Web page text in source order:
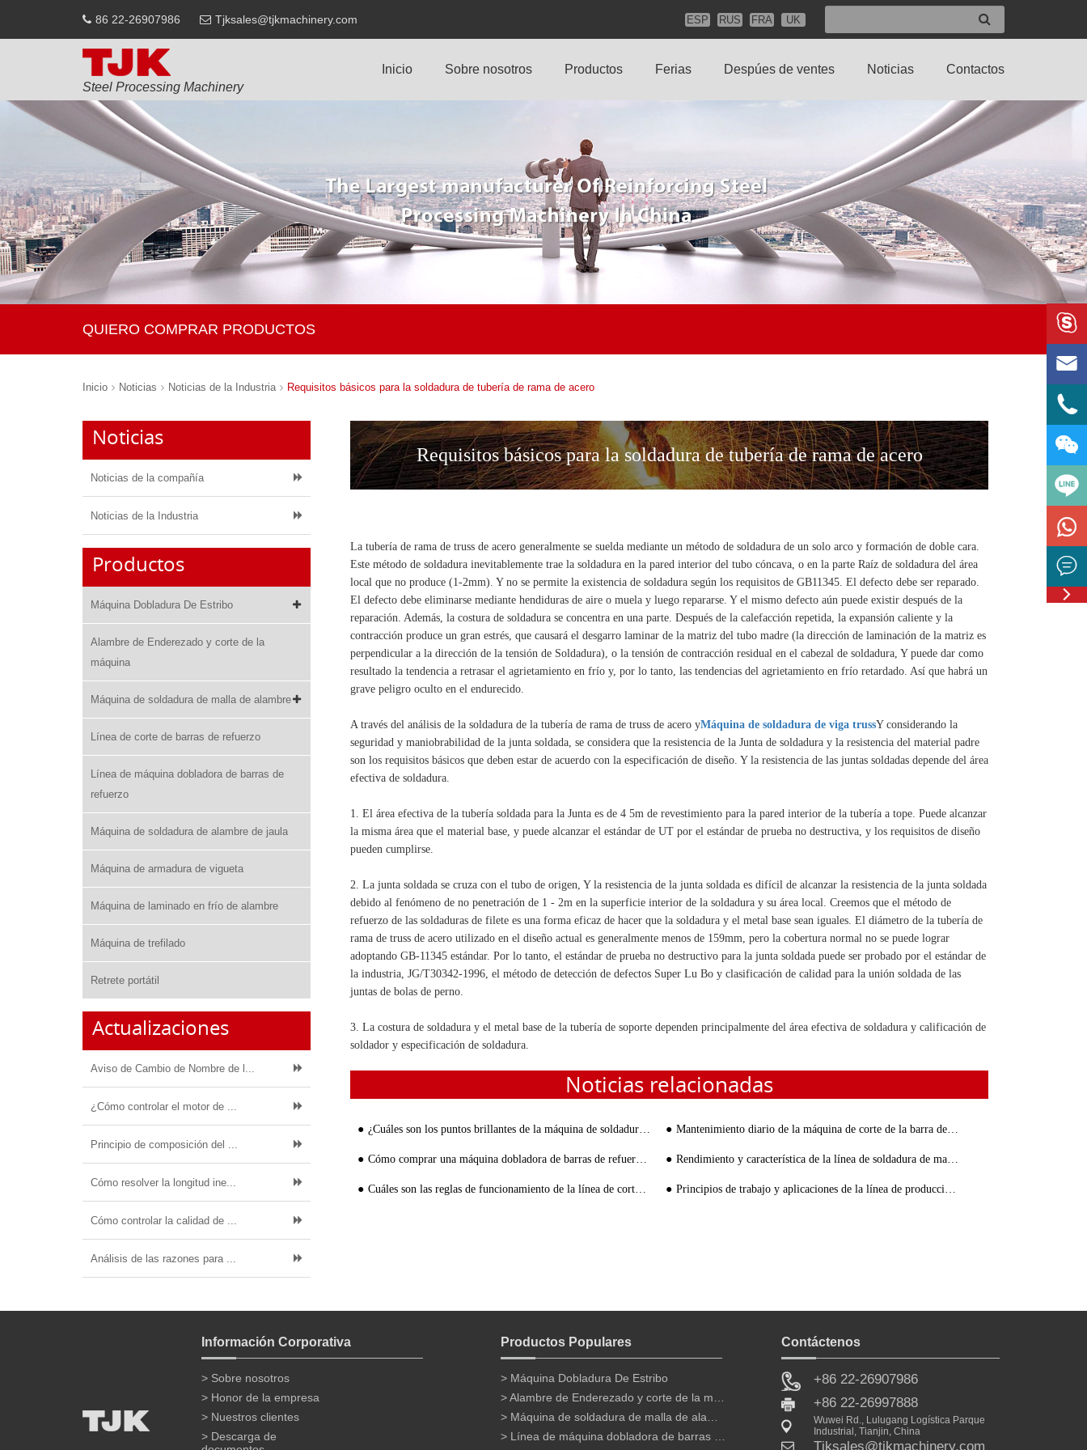
86 22-26907986 Tjksales@tjkmachinery.com ESP RUS FRA UK
Steel Processing Machinery
Inicio Sobre nosotros Productos Ferias Despúes de ventes Noticias Contactos
QUIERO COMPRAR PRODUCTOS
Inicio Noticias Noticias de la Industria Requisitos básicos para la soldadura de tubería de rama de acero
Requisitos básicos para la soldadura de tubería de rama de acero
La tubería de rama de truss de acero generalmente se suelda mediante un método de soldadura de un solo arco y formación de doble cara.
Este método de soldadura inevitablemente trae la soldadura en la pared interior del tubo cóncava, o en la parte Raíz de soldadura del área
local que no produce (1-2mm). Y no se permite la existencia de soldadura según los requisitos de GB11345. El defecto debe ser reparado.
El defecto debe eliminarse mediante hendiduras de aire o muela y luego repararse. Y el mismo defecto aún puede existir después de la
reparación. Además, la costura de soldadura se concentra en una parte. Después de la calefacción repetida, la expansión caliente y la
contracción produce un gran estrés, que causará el desgarro laminar de la matriz del tubo madre (la dirección de laminación de la matriz es
perpendicular a la dirección de la tensión de Soldadura), o la tensión de contracción residual en el cabezal de soldadura, Y puede dar como
resultado la tendencia a retrasar el agrietamiento en frío y, por lo tanto, las tendencias del agrietamiento en frío retardado. Así que habrá un
grave peligro oculto en el endurecido.
A través del análisis de la soldadura de la tubería de rama de truss de acero yMáquina de soldadura de viga trussY considerando la
seguridad y maniobrabilidad de la junta soldada, se considera que la resistencia de la Junta de soldadura y la resistencia del material padre
son los requisitos básicos que deben estar de acuerdo con la especificación de diseño. Y la resistencia de las juntas soldadas depende del área
efectiva de soldadura.
1. El área efectiva de la tubería soldada para la Junta es de 4 5m de revestimiento para la pared interior de la tubería a tope. Puede alcanzar
la misma área que el material base, y puede alcanzar el estándar de UT por el estándar de prueba no destructiva, y los requisitos de diseño
pueden cumplirse.
2. La junta soldada se cruza con el tubo de origen, Y la resistencia de la junta soldada es difícil de alcanzar la resistencia de la junta soldada
debido al fenómeno de no penetración de 1 - 2m en la superficie interior de la soldadura y su área local. Creemos que el método de
refuerzo de las soldaduras de filete es una forma eficaz de hacer que la soldadura y el metal base sean iguales. El diámetro de la tubería de
rama de truss de acero utilizado en el diseño actual es generalmente menos de 159mm, pero la cobertura normal no se puede lograr
adoptando GB-11345 estándar. Por lo tanto, el estándar de prueba no destructivo para la junta soldada puede ser probado por el estándar de
la industria, JG/T30342-1996, el método de detección de defectos Super Lu Bo y clasificación de calidad para la unión soldada de las
juntas de bolas de perno.
3. La costura de soldadura y el metal base de la tubería de soporte dependen principalmente del área efectiva de soldadura y calificación de
soldador y especificación de soldadura.
Noticias relacionadas
¿Cuáles son los puntos brillantes de la máquina de soldadura de jaula de barras de refuerzo TJK? Mantenimiento diario de la máquina de corte de la barra de acero
Cómo comprar una máquina dobladora de barras de refuerzo portátil Rendimiento y característica de la línea de soldadura de malla de alambre y red cálida
Cuáles son las reglas de funcionamiento de la línea de corte de armadura Principios de trabajo y aplicaciones de la línea de producción de soldadura de malla de acero CNC
Noticias
Noticias de la compañía
Noticias de la Industria
Productos
Máquina Dobladura De Estribo
Alambre de Enderezado y corte de la
máquina
Máquina de soldadura de malla de alambre
Línea de corte de barras de refuerzo
Línea de máquina dobladora de barras de
refuerzo
Máquina de soldadura de alambre de jaula
Máquina de armadura de vigueta
Máquina de laminado en frío de alambre
Máquina de trefilado
Retrete portátil
Actualizaciones
Aviso de Cambio de Nombre de l...
¿Cómo controlar el motor de ...
Principio de composición del ...
Cómo resolver la longitud ine...
Cómo controlar la calidad de ...
Análisis de las razones para ...
Información Corporativa
> Sobre nosotros
> Honor de la empresa
> Nuestros clientes
> Descarga de
Productos Populares
> Máquina Dobladura De Estribo
Contáctenos
+86 22-26907986
+86 22-26997888
Wuwei Rd., Lulugang Logística Parque
Industrial, Tianjin, China
Tjksales@tjkmachinery.com






